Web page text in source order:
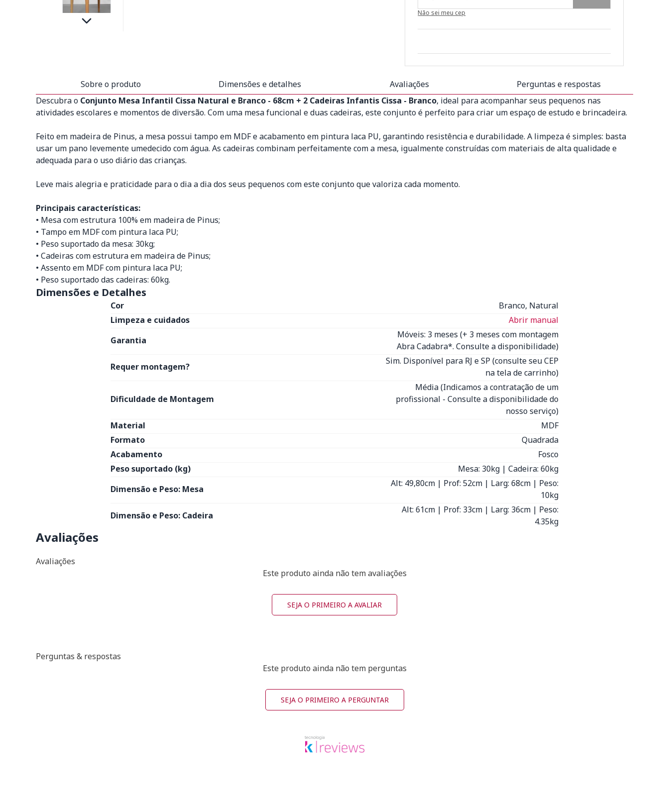
Não sei meu cep
Sobre o produto Dimensões e detalhes Avaliações
Perguntas e respostas
Descubra o Conjunto Mesa Infantil Cissa Natural e Branco - 68cm + 2 Cadeiras Infantis Cissa - Branco, ideal para acompanhar seus pequenos nas
atividades escolares e momentos de diversão. Com uma mesa funcional e duas cadeiras, este conjunto é perfeito para criar um espaço de estudo e brincadeira.
Feito em madeira de Pinus, a mesa possui tampo em MDF e acabamento em pintura laca PU, garantindo resistência e durabilidade. A limpeza é simples: basta
usar um pano levemente umedecido com água. As cadeiras combinam perfeitamente com a mesa, igualmente construídas com materiais de alta qualidade e
adequada para o uso diário das crianças.
Leve mais alegria e praticidade para o dia a dia dos seus pequenos com este conjunto que valoriza cada momento.
Principais características:
• Mesa com estrutura 100% em madeira de Pinus;
• Tampo em MDF com pintura laca PU;
• Peso suportado da mesa: 30kg;
• Cadeiras com estrutura em madeira de Pinus;
• Assento em MDF com pintura laca PU;
• Peso suportado das cadeiras: 60kg.
Dimensões e Detalhes
Cor
Branco, Natural
Limpeza e cuidados
Abrir manual
Garantia
Móveis: 3 meses (+ 3 meses com montagem
Abra Cadabra*. Consulte a disponibilidade)
Requer montagem?
Sim. Disponível para RJ e SP (consulte seu CEP
na tela de carrinho)
Dificuldade de Montagem
Média (Indicamos a contratação de um
profissional - Consulte a disponibilidade do
nosso serviço)
Material
MDF
Formato
Quadrada
Acabamento
Fosco
Peso suportado (kg)
Mesa: 30kg | Cadeira: 60kg
Dimensão e Peso: Mesa
Alt: 49,80cm | Prof: 52cm | Larg: 68cm | Peso:
10kg
Dimensão e Peso: Cadeira
Alt: 61cm | Prof: 33cm | Larg: 36cm | Peso:
4.35kg
Avaliações
Avaliações
Este produto ainda não tem avaliações
SEJA O PRIMEIRO A AVALIAR
Perguntas & respostas
Este produto ainda não tem perguntas
SEJA O PRIMEIRO A PERGUNTAR